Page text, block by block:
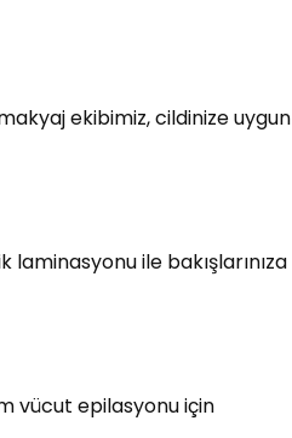
ekibimiz, cildinize uygun
ile bakışlarınıza
vücut epilasyonu için